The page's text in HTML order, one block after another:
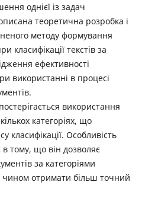
однієї із задач
теоретична розробка і
методу формування
класифікації текстів за
ефективності
використанні в процесі
використання
категоріях, що
класифікації. Особливість
тому, що він дозволяє
за категоріями
чином отримати більш точний